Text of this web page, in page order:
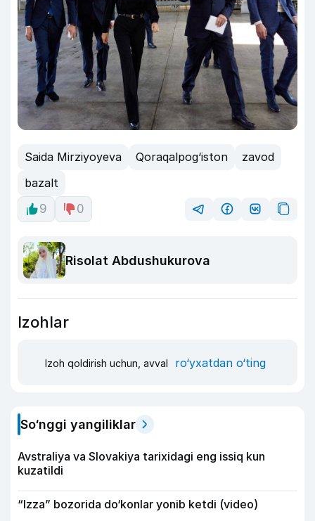
Saida Mirziyoyeva Qoraqalpog‘iston
zavod
bazalt
9
0
Risolat Abdushukurova
Izohlar
Izoh qoldirish uchun, avval ro‘yxatdan o‘ting
So‘nggi yangiliklar
Avstraliya va Slovakiya tarixidagi eng issiq kun
kuzatildi
“Izza” bozorida do‘konlar yonib ketdi (video)